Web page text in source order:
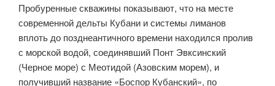
Пробуренные скважины показывают, что на месте
современной дельты Кубани и системы лиманов
вплоть до позднеантичного времени находился пролив
с морской водой, соединявший Понт Эвксинский
(Черное море) с Меотидой (Азовским морем), и
получивший название «Боспор Кубанский», по